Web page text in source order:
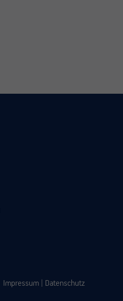
Impressum Datenschutz